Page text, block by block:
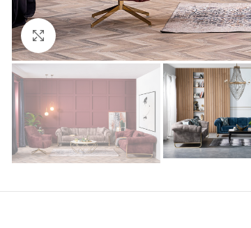
Click to enlarge